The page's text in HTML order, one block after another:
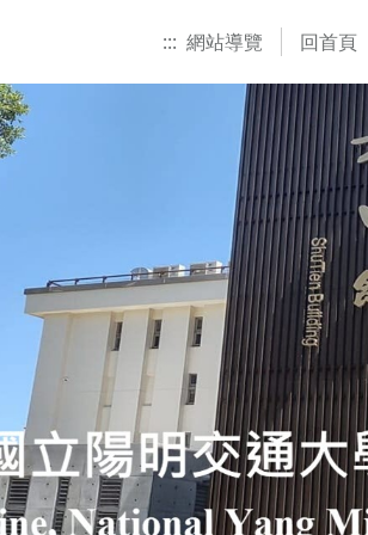
::: 網站導覽 回首頁